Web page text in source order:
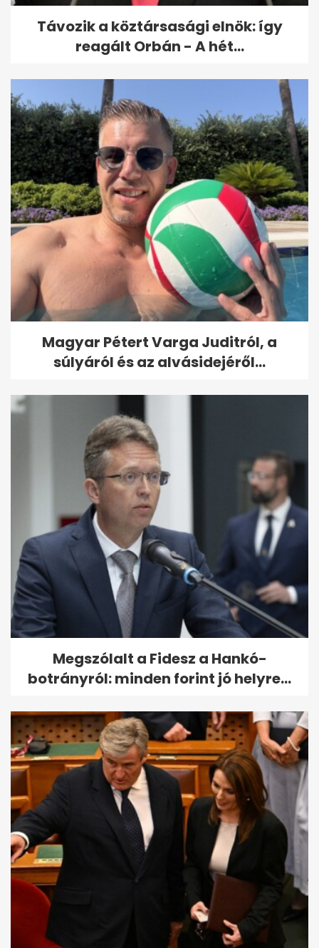
Távozik a köztársasági elnök: így
reagált Orbán - A hét...
Magyar Pétert Varga Juditról, a
súlyáról és az alvásidejéről...
Megszólalt a Fidesz a Hankó-
botrányról: minden forint jó helyre...